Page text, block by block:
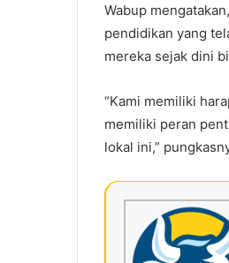
Wabup
pendidikan yang
mereka sejak dini
“Kami memiliki
memiliki peran
lokal ini,”